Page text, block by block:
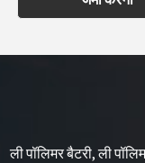
ली पॉलिमर बैटरी, ली